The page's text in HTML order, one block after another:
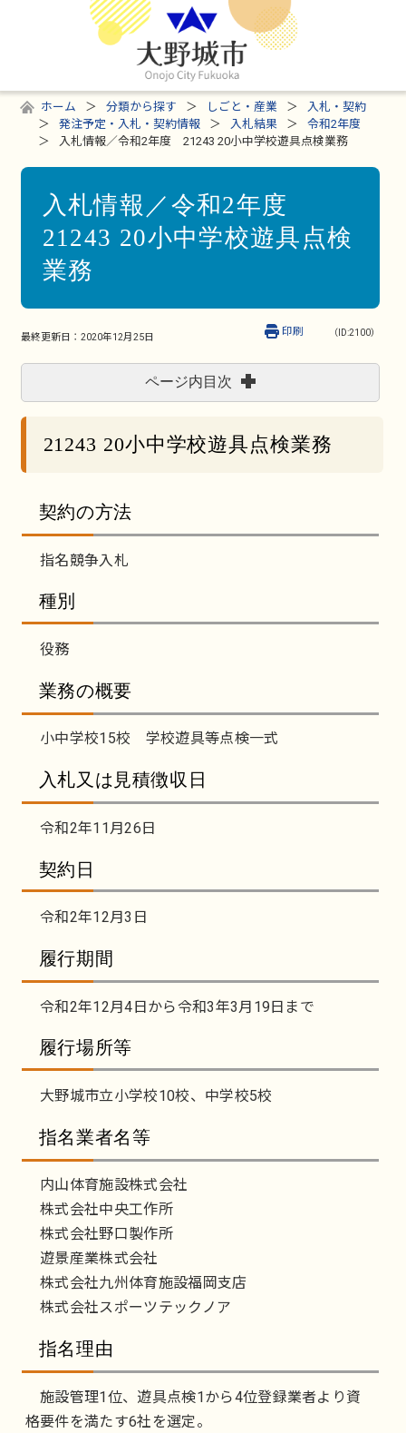
ホーム 分類から探す しごと・産業
入札・契約
発注予定・入札・契約情報
入札結果
令和2年度
入札情報／令和2年度 21243 20小中学校遊具点検業務
入札情報／令和2年度
21243 20小中学校遊具点検
業務
最終更新日： 2020年12月25日 （ID:2100）
印刷
ページ内目次
21243 20小中学校遊具点検業務
契約の方法
指名競争入札
種別
役務
業務の概要
小中学校15校 学校遊具等点検一式
入札又は見積徴収日
令和2年11月26日
契約日
令和2年12月3日
履行期間
令和2年12月4日から令和3年3月19日まで
履行場所等
大野城市立小学校10校、中学校5校
指名業者名等
内山体育施設株式会社
株式会社中央工作所
株式会社野口製作所
遊景産業株式会社
株式会社九州体育施設福岡支店
株式会社スポーツテックノア
指名理由
施設管理1位、遊具点検1から4位登録業者より資
格要件を満たす6社を選定。